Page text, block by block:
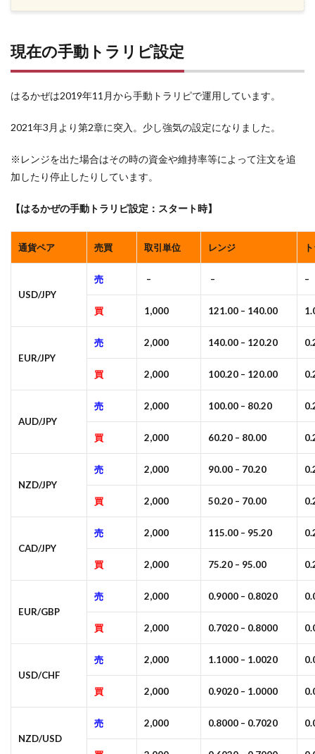
現在の手動トラリピ設定
はるかぜは2019年11月から手動トラリピで運用しています。
2021年3月より第2章に突入。少し強気の設定になりました。
※レンジを出た場合はその時の資金や維持率等によって注文を追
加したり停止したりしています。
【はるかぜの手動トラリピ設定：スタート時】
通貨ペア 売買 取引単位 レンジ
USD/JPY
売 – – –
買 1,000 121.00 – 140.00
EUR/JPY
売 2,000 140.00 – 120.20
買 2,000 100.20 – 120.00
AUD/JPY
売 2,000 100.00 – 80.20
買 2,000 60.20 – 80.00
NZD/JPY
売 2,000 90.00 – 70.20
買 2,000 50.20 – 70.00
CAD/JPY
売 2,000 115.00 – 95.20
買 2,000 75.20 – 95.00
EUR/GBP
売 2,000 0.9000 – 0.8020
買 2,000 0.7020 – 0.8000
USD/CHF
売 2,000 1.1000 – 1.0020
買 2,000 0.9020 – 1.0000
NZD/USD
売 2,000 0.8000 – 0.7020